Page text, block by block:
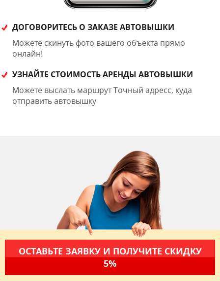
ДОГОВОРИТЕСЬ О ЗАКАЗЕ АВТОВЫШКИ
Можете скинуть фото вашего объекта прямо
онлайн!
УЗНАЙТЕ СТОИМОСТЬ АРЕНДЫ АВТОВЫШКИ
Можете выслать маршрут Точный адресс, куда
отправить автовышку
ОСТАВЬТЕ ЗАЯВКУ И ПОЛУЧИТЕ СКИДКУ
5%